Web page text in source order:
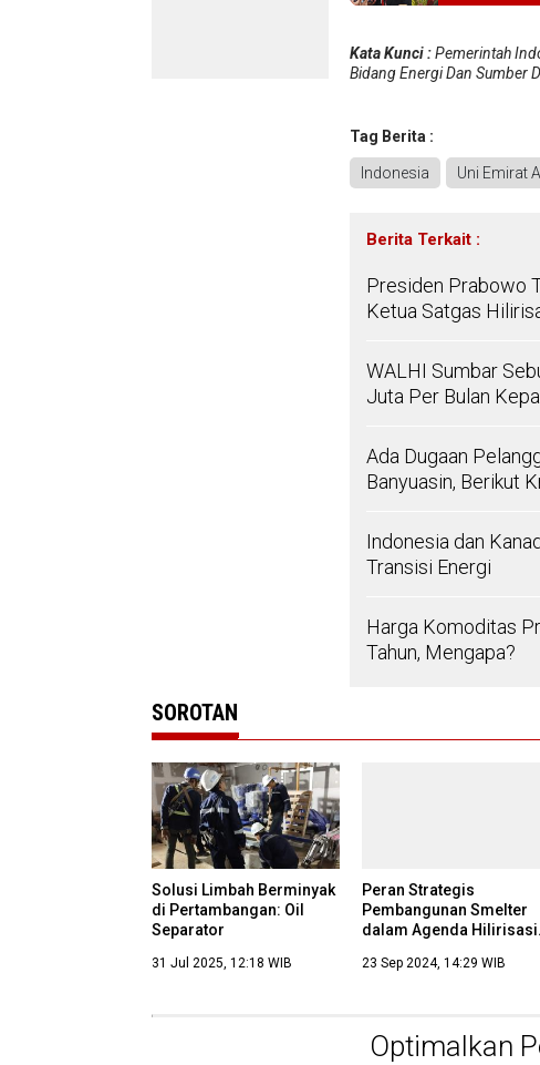
Kata Kunci :Pemerintah
Bidang Energi Dan Sumber
Tag Berita :
Indonesia Uni Emirat
Berita Terkait :
Presiden Prabowo
Ketua Satgas
WALHI Sumbar
Juta Per Bulan
Ada Dugaan
Banyuasin, Berikut
Indonesia dan
Transisi Energi
Harga Komoditas
Tahun, Mengapa?
SOROTAN
Solusi Limbah Berminyak
di Pertambangan: Oil
Separator
31 Jul 2025, 12:18 WIB
Peran Strategis
Pembangunan Smelter
dalam Agenda Hilirisasi
23 Sep 2024, 14:29 WIB
Optimalkan